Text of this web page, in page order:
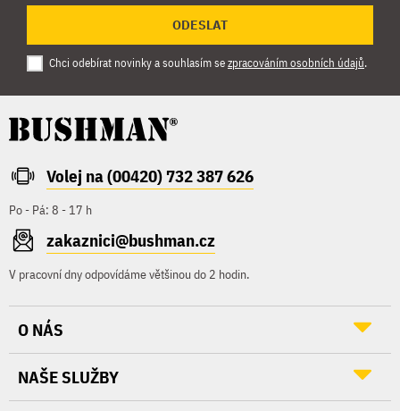
ODESLAT
Chci odebírat novinky a souhlasím sezpracováním osobních údajů.
Volej na (00420) 732 387 626
Po - Pá: 8 - 17 h
zakaznici@bushman.cz
V pracovní dny odpovídáme většinou do 2 hodin.
O NÁS
NAŠE SLUŽBY